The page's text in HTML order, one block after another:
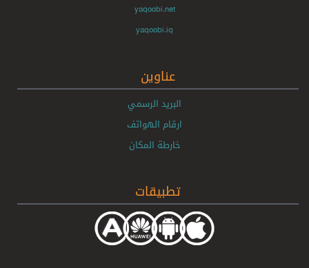
yaqoobi.net
yaqoobi.iq
عناوين
البريد الرسمي
ارقام الهواتف
خارطة المكان
تطبيقات